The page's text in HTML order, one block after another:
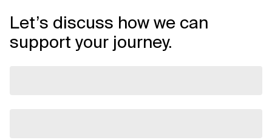
Let’s discuss how we can
support your journey.